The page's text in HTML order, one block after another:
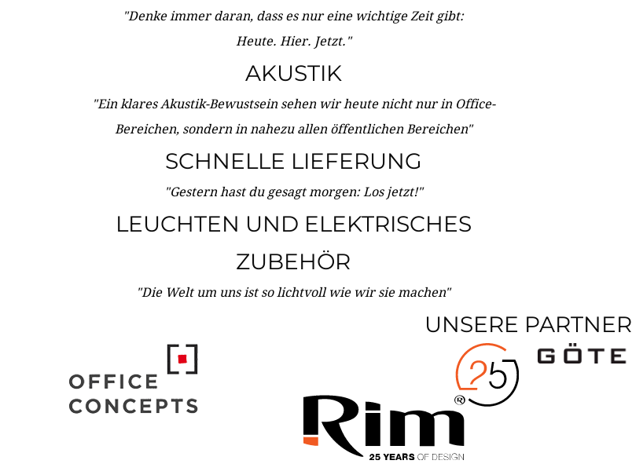
"Denke immer daran, dass es nur eine wichtige Zeit gibt:
Heute. Hier. Jetzt."
AKUSTIK
"Ein klares Akustik-Bewustsein sehen wir heute nicht nur in Office-
Bereichen, sondern in nahezu allen öffentlichen Bereichen"
SCHNELLE LIEFERUNG
"Gestern hast du gesagt morgen: Los jetzt!"
LEUCHTEN UND ELEKTRISCHES
ZUBEHÖR
"Die Welt um uns ist so lichtvoll wie wir sie machen"
UNSERE PARTNER